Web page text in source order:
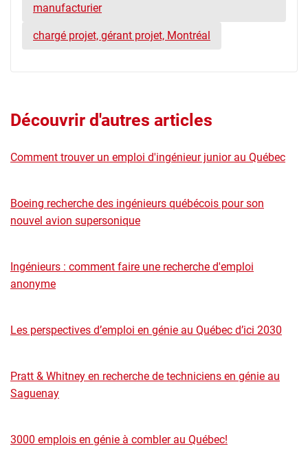
manufacturier
chargé projet, gérant projet, Montréal
Découvrir d'autres articles
Comment trouver un emploi d'ingénieur junior au Québec
Boeing recherche des ingénieurs québécois pour son
nouvel avion supersonique
Ingénieurs : comment faire une recherche d'emploi
anonyme
Les perspectives d’emploi en génie au Québec d’ici 2030
Pratt & Whitney en recherche de techniciens en génie au
Saguenay
3000 emplois en génie à combler au Québec!